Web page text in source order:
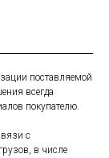
поставляемой
всегда
покупателю.
с
в числе